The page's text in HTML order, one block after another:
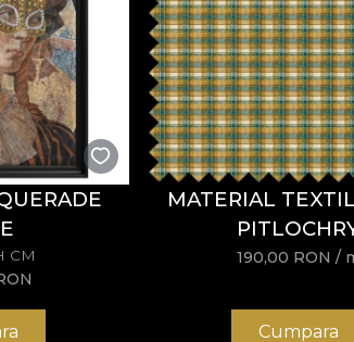
CM
MATERIAL
190,00 RON /
Cumpara